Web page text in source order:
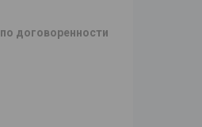
по договоренности